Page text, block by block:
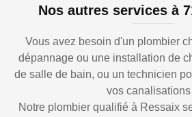
Nos autres services à
Vous avez besoin d'un plombier
dépannage ou une installation de
de salle de bain, ou un technicien
vos
Notre plombier qualifié à Ressaix